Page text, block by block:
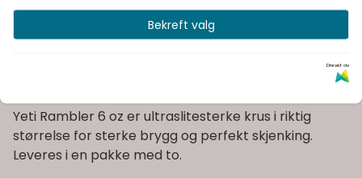
Kvalitetsprodukter
Yeti Rambler 6 oz er ultraslitesterke krus i riktig
størrelse for sterke brygg og perfekt skjenking.
Leveres i en pakke med to.
Bekreft valg
Drevet av